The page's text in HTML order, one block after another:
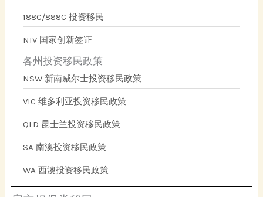
188C/888C 投资移民
NIV 国家创新签证
各州投资移民政策
NSW 新南威尔士投资移民政策
VIC 维多利亚投资移民政策
QLD 昆士兰投资移民政策
SA 南澳投资移民政策
WA 西澳投资移民政策